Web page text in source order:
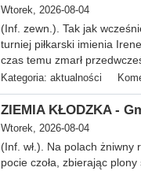
Wtorek, 2026-08-04
(Inf. zewn.). Tak jak
turniej piłkarski imienia
czas temu zmarł
Kategoria: aktualności
ZIEMIA KŁODZKA -
Wtorek, 2026-08-04
(Inf. wł.). Na polach żniwny
pocie czoła, zbierając